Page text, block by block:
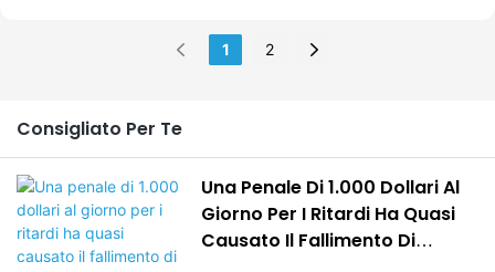
esaurite a livello locale.
e pannelli di assorbimento
controllare il riverbero.
progettazione acustica
1 2
Consigliato Per Te
Una Penale Di 1.000 Dollari Al
Giorno Per I Ritardi Ha Quasi
Causato Il Fallimento Di